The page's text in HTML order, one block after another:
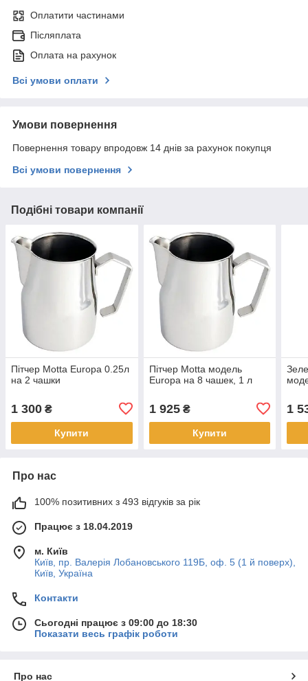
Оплатити частинами
Післяплата
Оплата на рахунок
Всі умови оплати
Умови повернення
Повернення товару впродовж 14 днів за рахунок покупця
Всі умови повернення
Подібні товари компанії
Пітчер Motta Europa 0.25л
на 2 чашки
1 300 ₴
Купити
Пітчер Motta модель
Europa на 8 чашек, 1 л
1 925₴
Купити
1
Про нас
100% позитивних з 493 відгуків за рік
Працює з 18.04.2019
м. Київ
Київ, пр. Валерія Лобановського 119Б, оф. 5 (1 й поверх),
Київ, Україна
Контакти
Сьогодні працює з 09:00 до 18:30
Показати весь графік роботи
Про нас